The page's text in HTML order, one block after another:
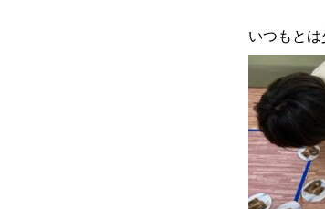
いつもと